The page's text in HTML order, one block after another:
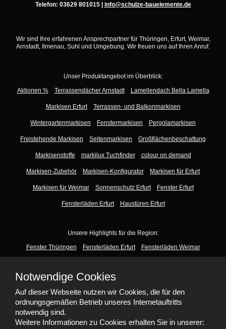
Telefon: 03629 801015| info@schulze-bauelemente.de
Wir sind Ihre erfahrenen Ansprechpartner für Thüringen, Erfurt, Weimar,
Arnstadt, Ilmenau, Suhl und Umgebung. Wir freuen uns auf Ihren Anruf.
Unser Produktangebot im Überblick:
Aktionen %
Terrassendächer Arnstadt Lamellendach Bella Lamella
Markisen Erfurt Terrassen- und Balkonmarkisen
Wintergartenmarkisen Fenstermarkisen Pergolamarkisen
Freistehende Markisen Seitenmarkisen Großflächenbeschattung
Markisenstoffe markilux Tuchfinder colour on demand
Markisen-Zubehör Markisen-Konfigurator Markisen für Erfurt
Markisen für Weimar Sonnenschutz Erfurt Fenster Erfurt
Fensterläden Erfurt Haustüren Erfurt
Unsere Highlights für die Region:
Fenster Thüringen
Fensterläden Erfurt Fensterläden Weimar
Terrassendächer Suhl Terrassendächer Thüringen
Terrassendächer Weimar
Notwendige Cookies
Auf dieser Webseite nutzen wir Cookies, die für den
ordnungsgemäßen Betrieb unseres Internetauftritts
notwendig sind.
Weitere Informationen zu Cookies erhalten Sie in unserer: